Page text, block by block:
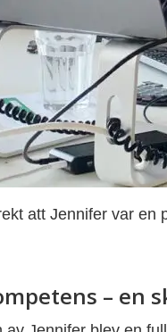
att Jennifer var en
– en